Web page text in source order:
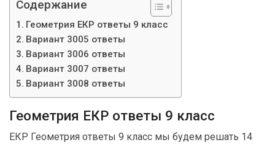
Содержание
Геометрия ЕКР ответы 9 класс
Вариант 3005 ответы
Вариант 3006 ответы
Вариант 3007 ответы
Вариант 3008 ответы
Геометрия ЕКР ответы 9 класс
ЕКР Геометрия ответы 9 класс мы будем решать 14